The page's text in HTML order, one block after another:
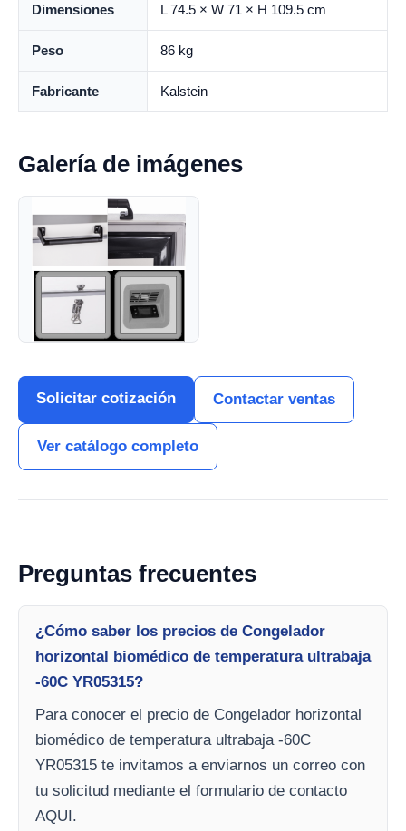
Dimensiones L 74.5 × W 71 × H 109.5 cm
Peso 86 kg
Fabricante Kalstein
Galería de imágenes
Solicitar cotización Contactar ventas
Ver catálogo completo
Preguntas frecuentes
¿Cómo saber los precios de Congelador
horizontal biomédico de temperatura ultrabaja
-60C YR05315?
Para conocer el precio de Congelador horizontal
biomédico de temperatura ultrabaja -60C
YR05315 te invitamos a enviarnos un correo con
tu solicitud mediante el formulario de contacto
AQUI.